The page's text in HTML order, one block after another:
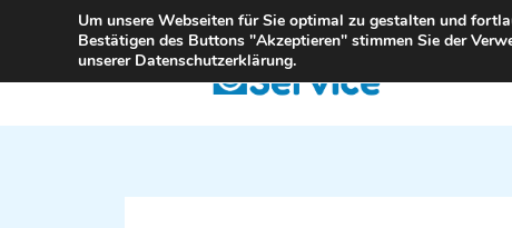
springen
Um unsere Webseiten für Sie optimal zu gestalten und
Bestätigen des Buttons "Akzeptieren" stimmen Sie der
unserer Datenschutzerklärung.